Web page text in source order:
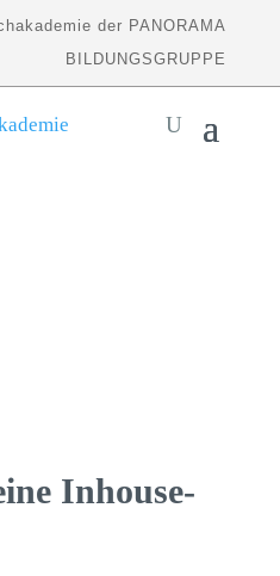
der PANORAMA
BILDUNGSGRUPPE
Inhouse-